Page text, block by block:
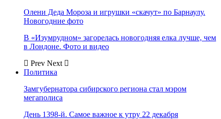
Олени Деда Мороза и игрушки «скачут» по Барнаулу.
Новогодние фото
В «Изумрудном» загорелась новогодняя елка лучше, чем
в Лондоне. Фото и видео
Prev Next
Политика
Замгубернатора сибирского региона стал мэром
мегаполиса
День 1398-й. Самое важное к утру 22 декабря